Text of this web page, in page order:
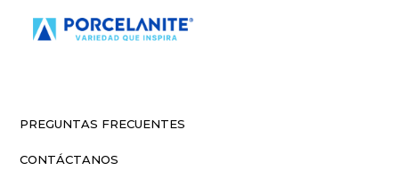
PREGUNTAS FRECUENTES
CONTÁCTANOS